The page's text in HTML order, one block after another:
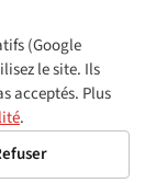
文Polski
(Google
le site. Ils
acceptés. Plus
.